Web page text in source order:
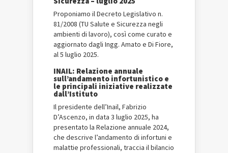
Proponiamo il Decreto Legislativo n.
81/2008 (TU Salute e Sicurezza negli
ambienti di lavoro), così come curato e
aggiornato dagli Ingg. Amato e Di Fiore,
al 5 luglio 2025.
INAIL: Relazione annuale
sull’andamento infortunistico e
le principali iniziative realizzate
dall’Istituto
Il presidente dell’Inail, Fabrizio
D’Ascenzo, in data 3 luglio 2025, ha
presentato la Relazione annuale 2024,
che descrive l’andamento di infortuni e
malattie professionali, traccia il bilancio